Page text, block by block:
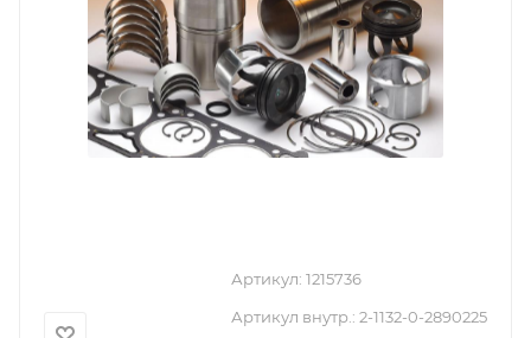
Артикул: 1215736
Артикул внутр.: 2-1132-0-2890225